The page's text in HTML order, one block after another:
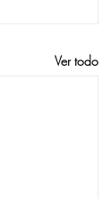
Ver todo